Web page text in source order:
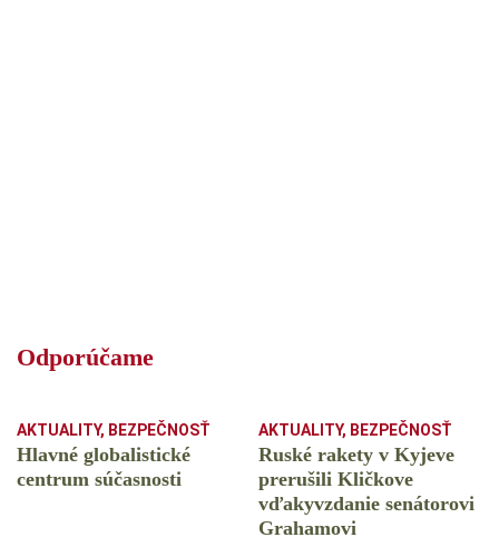
Odporúčame
AKTUALITY, BEZPEČNOSŤ
Hlavné globalistické
centrum súčasnosti
AKTUALITY, BEZPEČNOSŤ
Ruské rakety v Kyjeve
prerušili Kličkove
vďakyvzdanie senátorovi
Grahamovi